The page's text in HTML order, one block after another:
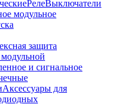
РелеВыключатели
модульное
защита
и сигнальное
Аксессуары для